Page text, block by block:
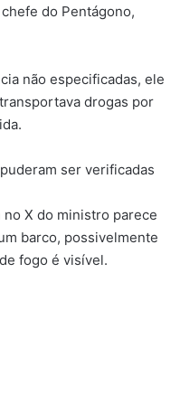
do Pentágono,
não especificadas, ele
drogas por
ser verificadas
X do ministro parece
barco, possivelmente
fogo é visível.